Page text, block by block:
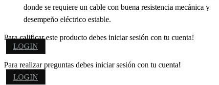
donde se requiere un cable con buena resistencia mecánica y
desempeño eléctrico estable.
Para calificar este producto debes iniciar sesión con tu cuenta!
LOGIN
Para realizar preguntas debes iniciar sesión con tu cuenta!
LOGIN